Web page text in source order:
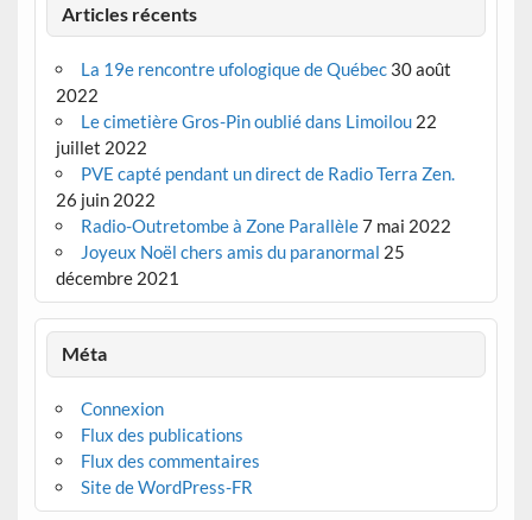
Articles récents
La 19e rencontre ufologique de Québec 30 août
2022
Le cimetière Gros-Pin oublié dans Limoilou 22
juillet 2022
PVE capté pendant un direct de Radio Terra Zen.
26 juin 2022
Radio-Outretombe à Zone Parallèle7 mai 2022
Joyeux Noël chers amis du paranormal 25
décembre 2021
Méta
Connexion
Flux des publications
Flux des commentaires
Site de WordPress-FR